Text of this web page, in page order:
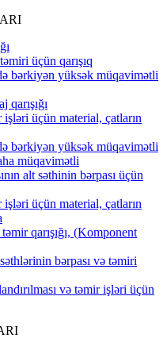
üçün qarışıq
bərkiyən yüksək müqavimətli
üçün material, çatların
bərkiyən yüksək müqavimətli
müqavimətli
alt səthinin bərpası üçün
üçün material, çatların
qarışığı, (Komponent
bərpası və təmiri
və təmir işləri üçün